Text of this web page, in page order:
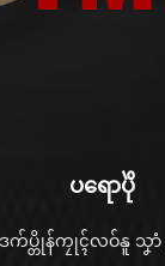
ပရောပိုဲ
စဒက်ပ္တိုန်ကၠုၚ်လဝ်နူ သၞ